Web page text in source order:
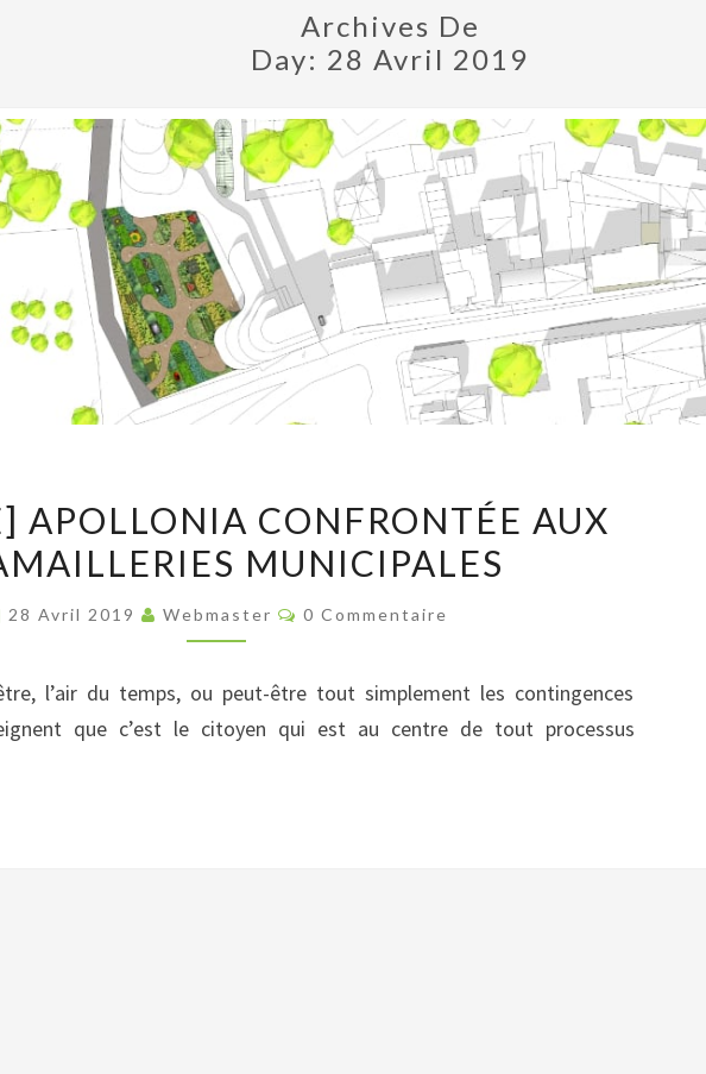
Archives De
Day: 28 Avril 2019
APOLLONIA
CONFRONTÉE
CHAMAILLERIES
APOLLONIA CONFRONTÉE AUX
MUNICIPALES
28 Avril 2019 Webmaster Commentaires
0 Commentaire
l’air du temps, ou peut-être tout simplement les contingences
que c’est le citoyen qui est au centre de tout processus